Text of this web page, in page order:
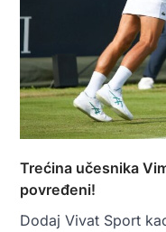
Trećina učesnika
povređeni!
Dodaj Vivat Sport